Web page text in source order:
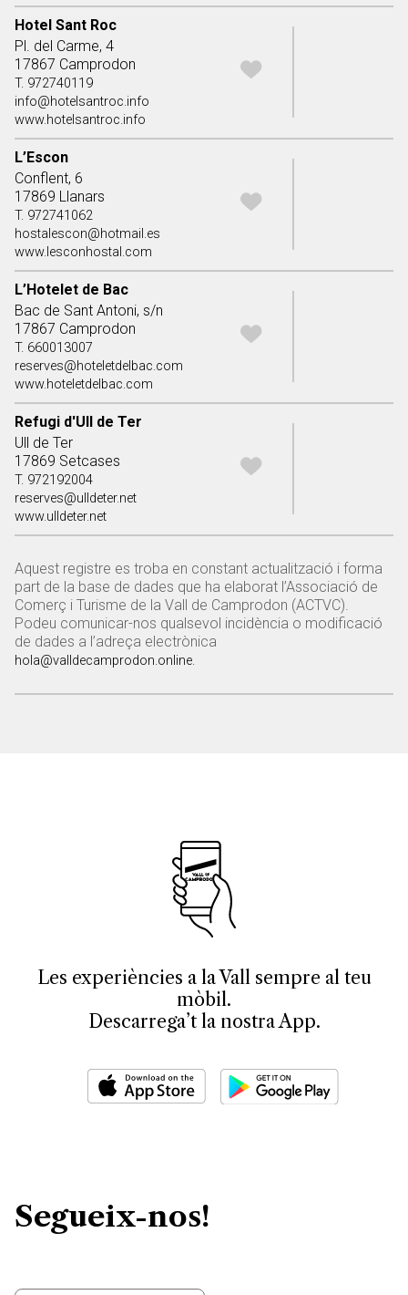
Hotel Sant Roc
Pl. del Carme, 4
17867 Camprodon
T. 972740119
info@hotelsantroc.info
www.hotelsantroc.info
L’Escon
Conflent, 6
17869 Llanars
T. 972741062
hostalescon@hotmail.es
www.lesconhostal.com
L’Hotelet de Bac
Bac de Sant Antoni, s/n
17867 Camprodon
T. 660013007
reserves@hoteletdelbac.com
www.hoteletdelbac.com
Refugi d'Ull de Ter
Ull de Ter
17869 Setcases
T. 972192004
reserves@ulldeter.net
www.ulldeter.net
Aquest registre es troba en constant actualització i forma
part de la base de dades que ha elaborat l’Associació de
Comerç i Turisme de la Vall de Camprodon (ACTVC).
Podeu comunicar-nos qualsevol incidència o modificació
de dades a l’adreça electrònica
hola@valldecamprodon.online.
Les experiències a la Vall sempre al teu
mòbil.
Descarrega’t la nostra App.
Segueix-nos!